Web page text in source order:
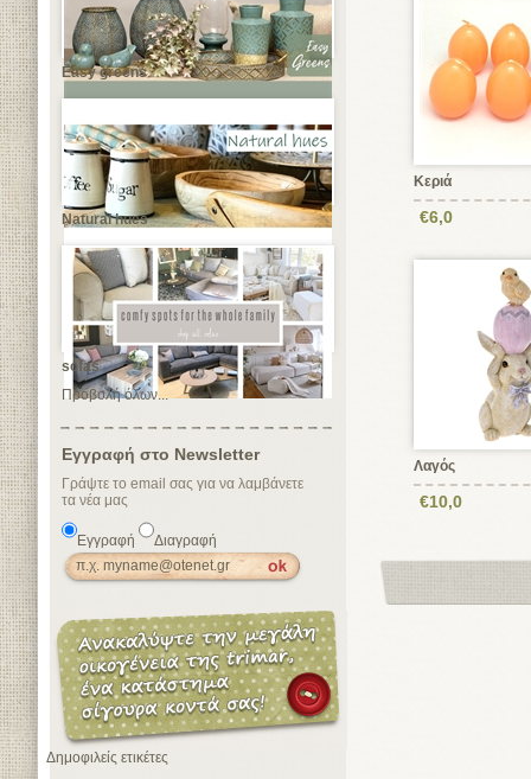
Easy greens
Natural hues
sofas
Προβολή όλων...
Εγγραφή στο Newsletter
Γράψτε το email σας για να λαμβάνετε
τα νέα μας
Εγγραφή Διαγραφή
Δημοφιλείς ετικέτες
Κεριά
€6,0
Λαγός
€10,0